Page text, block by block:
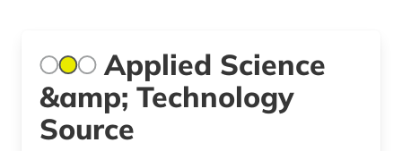
Applied Science
&amp; Technology
Source